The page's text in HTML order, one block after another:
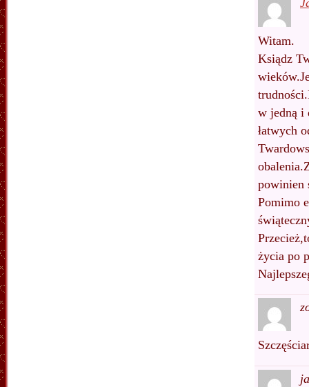
Witam.
Ksiądz
w jedną i
łatwych
powinien
Pomimo
życia po